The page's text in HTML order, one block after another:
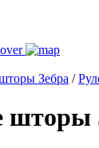
Зебра /
шторы